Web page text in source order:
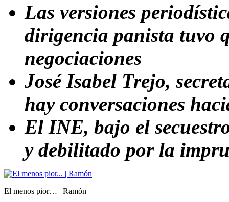
Las versiones
dirigencia panista tuvo
negociaciones
José Isabel Trejo,
hay conversaciones
El INE, bajo el
y debilitado por la
El menos pior… | Ramón